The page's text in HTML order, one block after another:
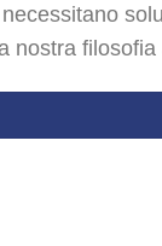
necessitano
nostra